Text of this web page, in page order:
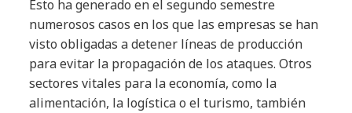
Esto ha generado en el segundo semestre
numerosos casos en los que las empresas se han
visto obligadas a detener líneas de producción
para evitar la propagación de los ataques. Otros
sectores vitales para la economía, como la
alimentación, la logística o el turismo, también